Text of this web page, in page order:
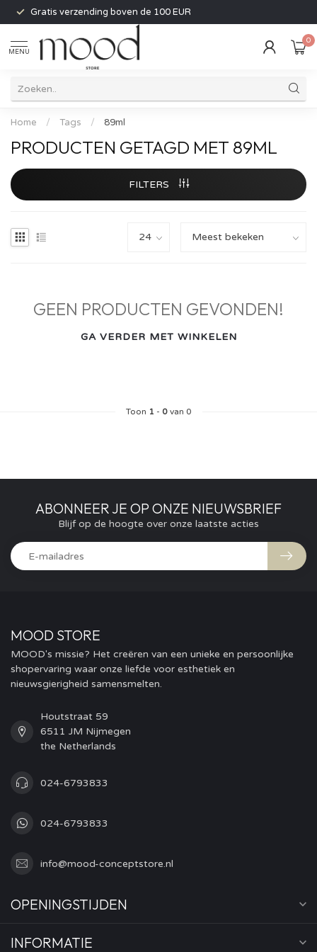
Gratis verzending boven de 100 EUR
MENU
0
Home / Tags / 89ml
PRODUCTEN GETAGD MET 89ML
FILTERS
GEEN PRODUCTEN GEVONDEN!
GA VERDER MET WINKELEN
Toon 1 - 0van 0
ABONNEER JE OP ONZE NIEUWSBRIEF
Blijf op de hoogte over onze laatste acties
MOOD STORE
MOOD's missie? Het creëren van een unieke en persoonlijke
shopervaring waar onze liefde voor esthetiek en
nieuwsgierigheid samensmelten.
Houtstraat 59
6511 JM Nijmegen
the Netherlands
024-6793833
024-6793833
info@mood-conceptstore.nl
OPENINGSTIJDEN
INFORMATIE